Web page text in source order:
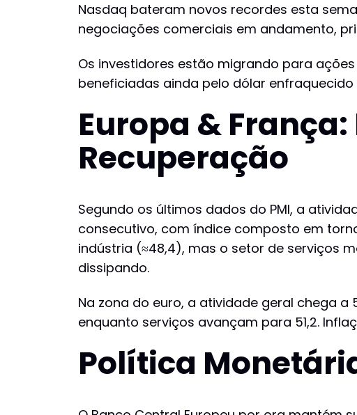
Nasdaq bateram novos recordes esta
negociações comerciais em andamento,
Os investidores estão migrando para
beneficiadas ainda pelo dólar
Europa &
Recuperação
Segundo os últimos dados do PMI, a
consecutivo, com índice composto em
indústria (≈48,4), mas o setor de serviços
dissipando.
Na zona do euro, a atividade geral chega a
enquanto serviços avançam para 51,2.
Política